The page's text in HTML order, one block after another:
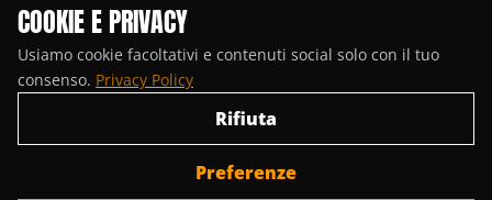
COOKIE E PRIVACY
Usiamo cookie facoltativi e contenuti social solo con il tuo
consenso. Privacy Policy
Rifiuta
Preferenze